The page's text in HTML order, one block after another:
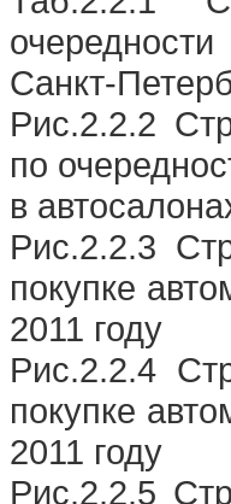
Санкт-
Рис.2.2.2
по
в
Рис.2.2.3
покупке
2011 году
Рис.2.2.4
покупке
2011 году
Рис.2.2.5